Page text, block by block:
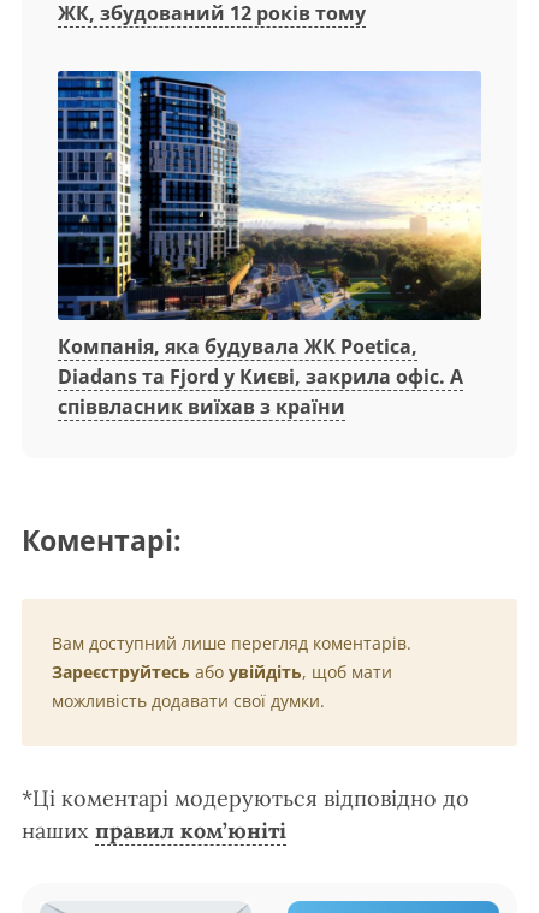
ЖК, збудований 12 років тому
Компанія, яка будувала ЖК Poetica,
Diadans та Fjord у Києві, закрила офіс. А
співвласник виїхав з країни
Коментарі:
Вам доступний лише перегляд коментарів.
Зареєструйтесь або увійдіть, щоб мати
можливість додавати свої думки.
*Ці коментарі модеруються відповідно до
наших правил ком’юніті